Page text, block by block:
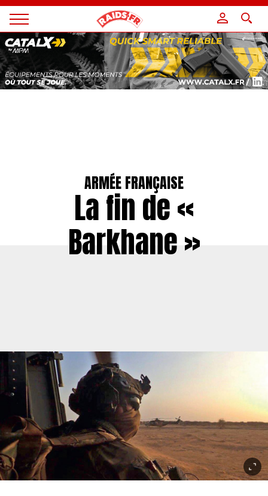
Magazine
Raids
ARMÉE FRANÇAISE
La fin de «
Barkhane »
Panneau de gestion des cookies